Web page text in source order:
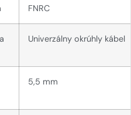
FNRC
Univerzálny okrúhly kábel
5,5 mm